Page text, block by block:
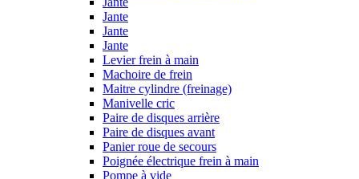
Jante
Jante
Jante
Levier frein à main
Machoire de frein
Maitre cylindre (freinage)
Manivelle cric
Paire de disques arrière
Paire de disques avant
Panier roue de secours
Poignée électrique frein à main
Pompe à vide